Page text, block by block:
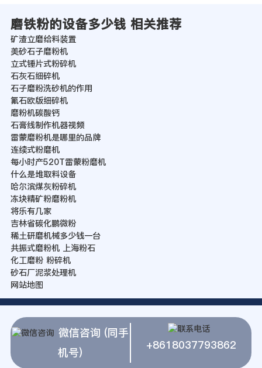
磨铁粉的设备多少钱 相关推荐
矿渣立磨给料装置
美砂石子磨粉机
立式锤片式粉碎机
石灰石细碎机
石子磨粉洗砂机的作用
氟石欧版细碎机
磨粉机碳酸钙
石膏线制作机器视频
雷蒙磨粉机是哪里的品牌
连续式粉磨机
每小时产520T雷蒙粉磨机
什么是堆取料设备
哈尔滨煤灰粉碎机
冻块精矿粉磨粉机
将乐有几家
吉林省碳化鹏微粉
稀土研磨机械多少钱一台
共振式磨粉机 上海粉石
化工磨粉 粉碎机
砂石厂泥浆处理机
网站地图
微信咨询 (同手
机号)
+8618037793862